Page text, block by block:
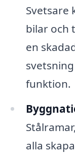
Svetsare
bilar och
en
funktion.
alla